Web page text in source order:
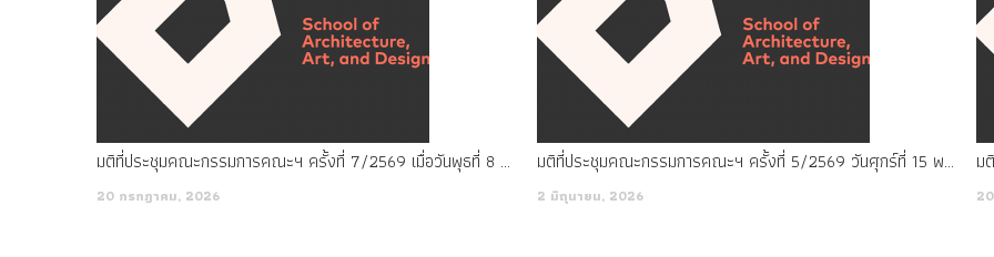
มติที่ประชุมคณะกรรมการคณะฯ ครั้งที่ 7/2569 เมื่อวันพุธที่ 8 กรกฎาคม พ.ศ. 2569
20 กรกฎาคม, 2026
มติที่ประชุมคณะกรรมการคณะฯ ครั้งที่ 5/2569 วันศุกร์ที่ 15 พฤษภาคม พ.ศ. 2569
2 มิถุนายน, 2026